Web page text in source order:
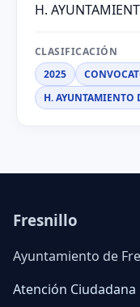
H.
CLASIFICACIÓN
2025
H. AYUNTAMIENTO
Fresnillo
Ayuntamiento de
Atención Ciudadana